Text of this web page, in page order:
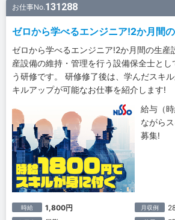
お仕事No.131288
ゼロから学べるエンジニア!2か月間
ゼロから学べるエンジニア!2か月間の生産
産設備の維持・管理を行う設備保全士と
う研修です。 研修修了後は、学んだスキ
キルアップが可能なお仕事を紹介します!
給与（
ながら
募集!
時給 1,800円 月収例